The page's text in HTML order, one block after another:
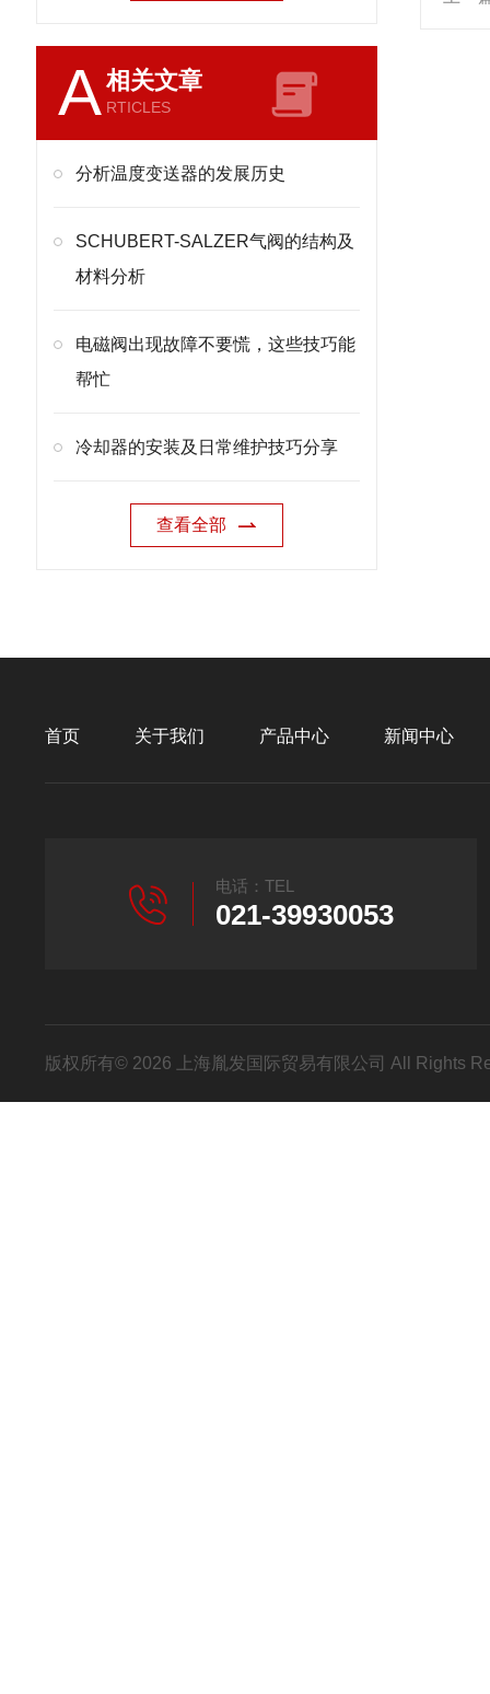
A相关文章
RTICLES
分析温度变送器的发展历史
SCHUBERT-SALZER气阀的结构及
材料分析
电磁阀出现故障不要慌，这些技巧能
帮忙
冷却器的安装及日常维护技巧分享
查看全部
首页 关于我们 产品中心 新闻中心
电话：TEL
021-39930053
版权所有© 2026 上海胤发国际贸易有限公司 All Rights